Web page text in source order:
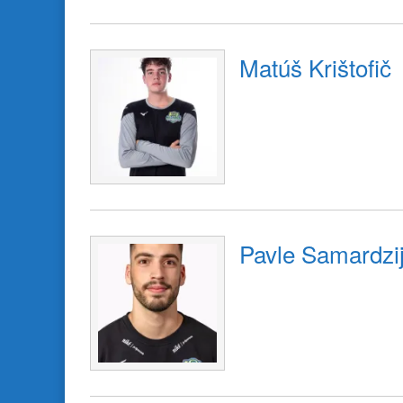
Matúš Krištofič
Pavle